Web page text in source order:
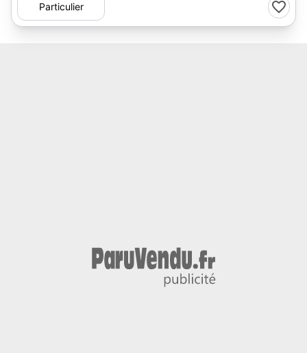
Particulier